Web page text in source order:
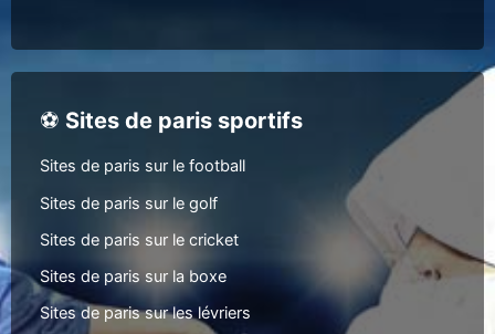
⚽ Sites de paris sportifs
Sites de paris sur le football
Sites de paris sur le golf
Sites de paris sur le cricket
Sites de paris sur la boxe
Sites de paris sur les lévriers